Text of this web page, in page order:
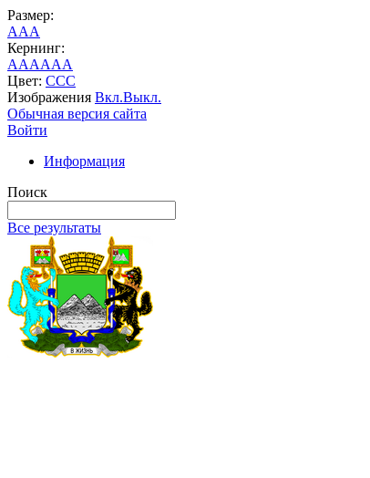
Размер:
AAA
Кернинг:
AAAAAA
Цвет: CCC
Изображения Вкл.Выкл.
Обычная версия сайта
Войти
Информация
Поиск
Все результаты